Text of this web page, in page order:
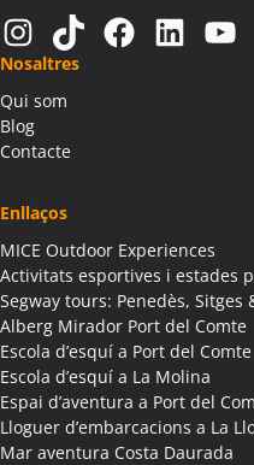
Activitats Teambuilding
Activitats Família Amics Alàs
Colònies Escolars Alàs i Cerc
Activitats Teambuilding
Activitats Família Amics
Colònies Escolars Albanyà
Activitats Teambuilding
Activitats Família Amics
Colònies Escolars Albatàrrec
Activitats Teambuilding
Activitats Família Amics
Colònies Escolars Albesa
Instagram TikTok Facebook LinkedIn YouTube
Nosaltres
Qui som
Blog
Contacte
Enllaços
MICE Outdoor Experiences
Activitats esportives i estades
Segway tours: Penedès, Sitges
Alberg Mirador Port del Comte
Escola d’esquí a Port del Comte
Escola d’esquí a La Molina
Espai d’aventura a Port del
Lloguer d’embarcacions a La
Mar aventura Costa Daurada